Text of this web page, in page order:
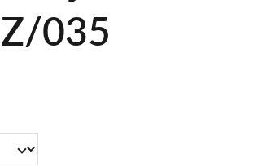
035